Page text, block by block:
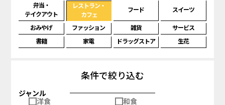
弁当・
テイクアウト
レストラン・
カフェ
フード スイーツ
おみやげ ファッション 雑貨
サービス
書籍
家電 ドラッグストア 生花
条件で絞り込む
ジャンル
洋食
和食